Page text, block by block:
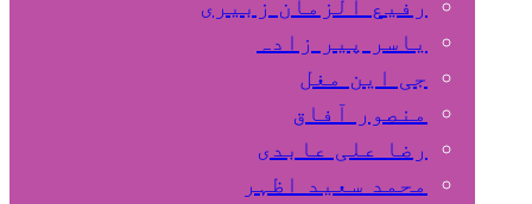
رفیع الزمان زبیری
یاسر پیر زادہ
جی این مغل
منصور آفاق
رضا علی عابدی
محمد سعید اظہر